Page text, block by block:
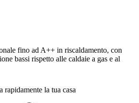
fino ad A++ in riscaldamento, con
bassi rispetto alle caldaie a gas e al
rapidamente la tua casa